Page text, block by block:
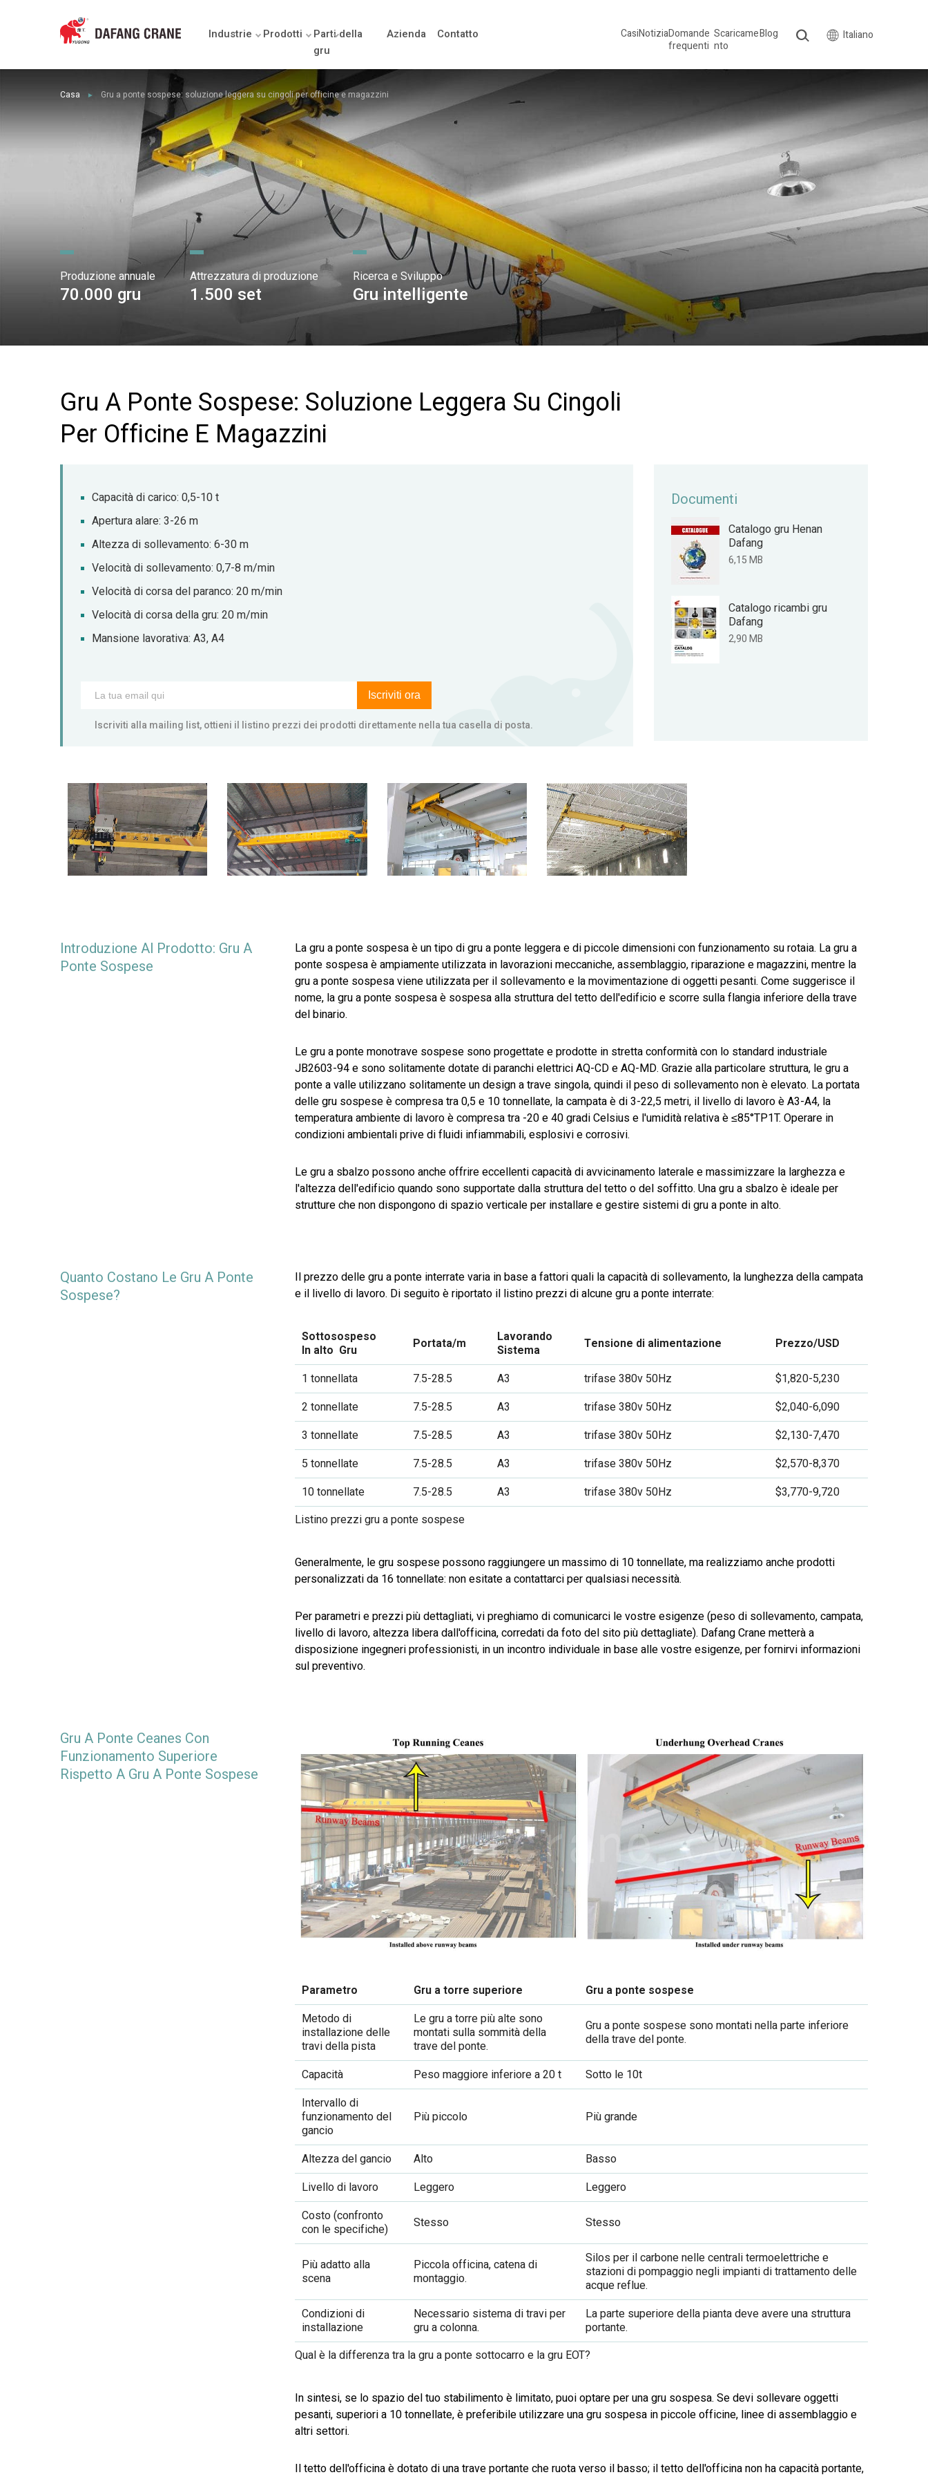
Industrie Prodotti
Parti della
gru
Azienda Contatto CasiNotiziaDomande
frequenti
Scaricame
nto
Blog Italiano
Casa ► Gru a ponte sospese: soluzione leggera su cingoli per officine e magazzini
Produzione annuale
70.000 gru
Attrezzatura di produzione
1.500 set
Ricerca e Sviluppo
Gru intelligente
Gru A Ponte Sospese: Soluzione Leggera Su Cingoli
Per Officine E Magazzini
Capacità di carico: 0,5-10 t
Apertura alare: 3-26 m
Altezza di sollevamento: 6-30 m
Velocità di sollevamento: 0,7-8 m/min
Velocità di corsa del paranco: 20 m/min
Velocità di corsa della gru: 20 m/min
Mansione lavorativa: A3, A4
Iscriviti ora
Iscriviti alla mailing list, ottieni il listino prezzi dei prodotti direttamente nella tua casella di posta.
Documenti
Catalogo gru Henan
Dafang
6,15 MB
Catalogo ricambi gru
Dafang
2,90 MB
Introduzione Al Prodotto: Gru A
Ponte Sospese
La gru a ponte sospesa è un tipo di gru a ponte leggera e di piccole dimensioni con funzionamento su rotaia. La gru a
ponte sospesa è ampiamente utilizzata in lavorazioni meccaniche, assemblaggio, riparazione e magazzini, mentre la
gru a ponte sospesa viene utilizzata per il sollevamento e la movimentazione di oggetti pesanti. Come suggerisce il
nome, la gru a ponte sospesa è sospesa alla struttura del tetto dell'edificio e scorre sulla flangia inferiore della trave
del binario.
Le gru a ponte monotrave sospese sono progettate e prodotte in stretta conformità con lo standard industriale
JB2603-94 e sono solitamente dotate di paranchi elettrici AQ-CD e AQ-MD. Grazie alla particolare struttura, le gru a
ponte a valle utilizzano solitamente un design a trave singola, quindi il peso di sollevamento non è elevato. La portata
delle gru sospese è compresa tra 0,5 e 10 tonnellate, la campata è di 3-22,5 metri, il livello di lavoro è A3-A4, la
temperatura ambiente di lavoro è compresa tra -20 e 40 gradi Celsius e l'umidità relativa è ≤85°TP1T. Operare in
condizioni ambientali prive di fluidi infiammabili, esplosivi e corrosivi.
Le gru a sbalzo possono anche offrire eccellenti capacità di avvicinamento laterale e massimizzare la larghezza e
l'altezza dell'edificio quando sono supportate dalla struttura del tetto o del soffitto. Una gru a sbalzo è ideale per
strutture che non dispongono di spazio verticale per installare e gestire sistemi di gru a ponte in alto.
Quanto Costano Le Gru A Ponte
Sospese?
Il prezzo delle gru a ponte interrate varia in base a fattori quali la capacità di sollevamento, la lunghezza della campata
e il livello di lavoro. Di seguito è riportato il listino prezzi di alcune gru a ponte interrate:
Sottosospeso
In alto Gru Portata/m
Lavorando
Sistema
Tensione di alimentazione Prezzo/USD
1 tonnellata 7.5-28.5 A3 trifase 380v 50Hz
$1,820-5,230
2 tonnellate
7.5-28.5 A3 trifase 380v 50Hz
$2,040-6,090
3 tonnellate
7.5-28.5 A3 trifase 380v 50Hz
$2,130-7,470
5 tonnellate
7.5-28.5 A3 trifase 380v 50Hz
$2,570-8,370
10 tonnellate
7.5-28.5 A3 trifase 380v 50Hz
$3,770-9,720
Listino prezzi gru a ponte sospese
Generalmente, le gru sospese possono raggiungere un massimo di 10 tonnellate, ma realizziamo anche prodotti
personalizzati da 16 tonnellate: non esitate a contattarci per qualsiasi necessità.
Per parametri e prezzi più dettagliati, vi preghiamo di comunicarci le vostre esigenze (peso di sollevamento, campata,
livello di lavoro, altezza libera dall'officina, corredati da foto del sito più dettagliate). Dafang Crane metterà a
disposizione ingegneri professionisti, in un incontro individuale in base alle vostre esigenze, per fornirvi informazioni
sul preventivo.
Gru A Ponte Ceanes Con
Funzionamento Superiore
Rispetto A Gru A Ponte Sospese
Parametro Gru a torre superiore
Gru a ponte sospese
Metodo di
installazione delle
travi della pista
Le gru a torre più alte sono
montati sulla sommità della
trave del ponte.
Gru a ponte sospese sono montati nella parte inferiore
della trave del ponte.
Capacità Peso maggiore inferiore a 20 t
Sotto le 10t
Intervallo di
funzionamento del
gancio
Più piccolo Più grande
Altezza del gancio Alto
Basso
Livello di lavoro
Leggero
Leggero
Costo (confronto
con le specifiche)
Stesso Stesso
Più adatto alla
scena
Piccola officina, catena di
montaggio.
Silos per il carbone nelle centrali termoelettriche e
stazioni di pompaggio negli impianti di trattamento delle
acque reflue.
Condizioni di
installazione
Necessario sistema di travi per
gru a colonna.
La parte superiore della pianta deve avere una struttura
portante.
Qual è la differenza tra la gru a ponte sottocarro e la gru EOT?
In sintesi, se lo spazio del tuo stabilimento è limitato, puoi optare per una gru sospesa. Se devi sollevare oggetti
pesanti, superiori a 10 tonnellate, è preferibile utilizzare una gru sospesa in piccole officine, linee di assemblaggio e
altri settori.
Il tetto dell'officina è dotato di una trave portante che ruota verso il basso; il tetto dell'officina non ha capacità portante,